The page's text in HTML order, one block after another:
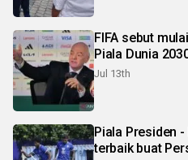
FIFA sebut
Piala Dunia
Jul 13th
Piala Presiden
terbaik buat